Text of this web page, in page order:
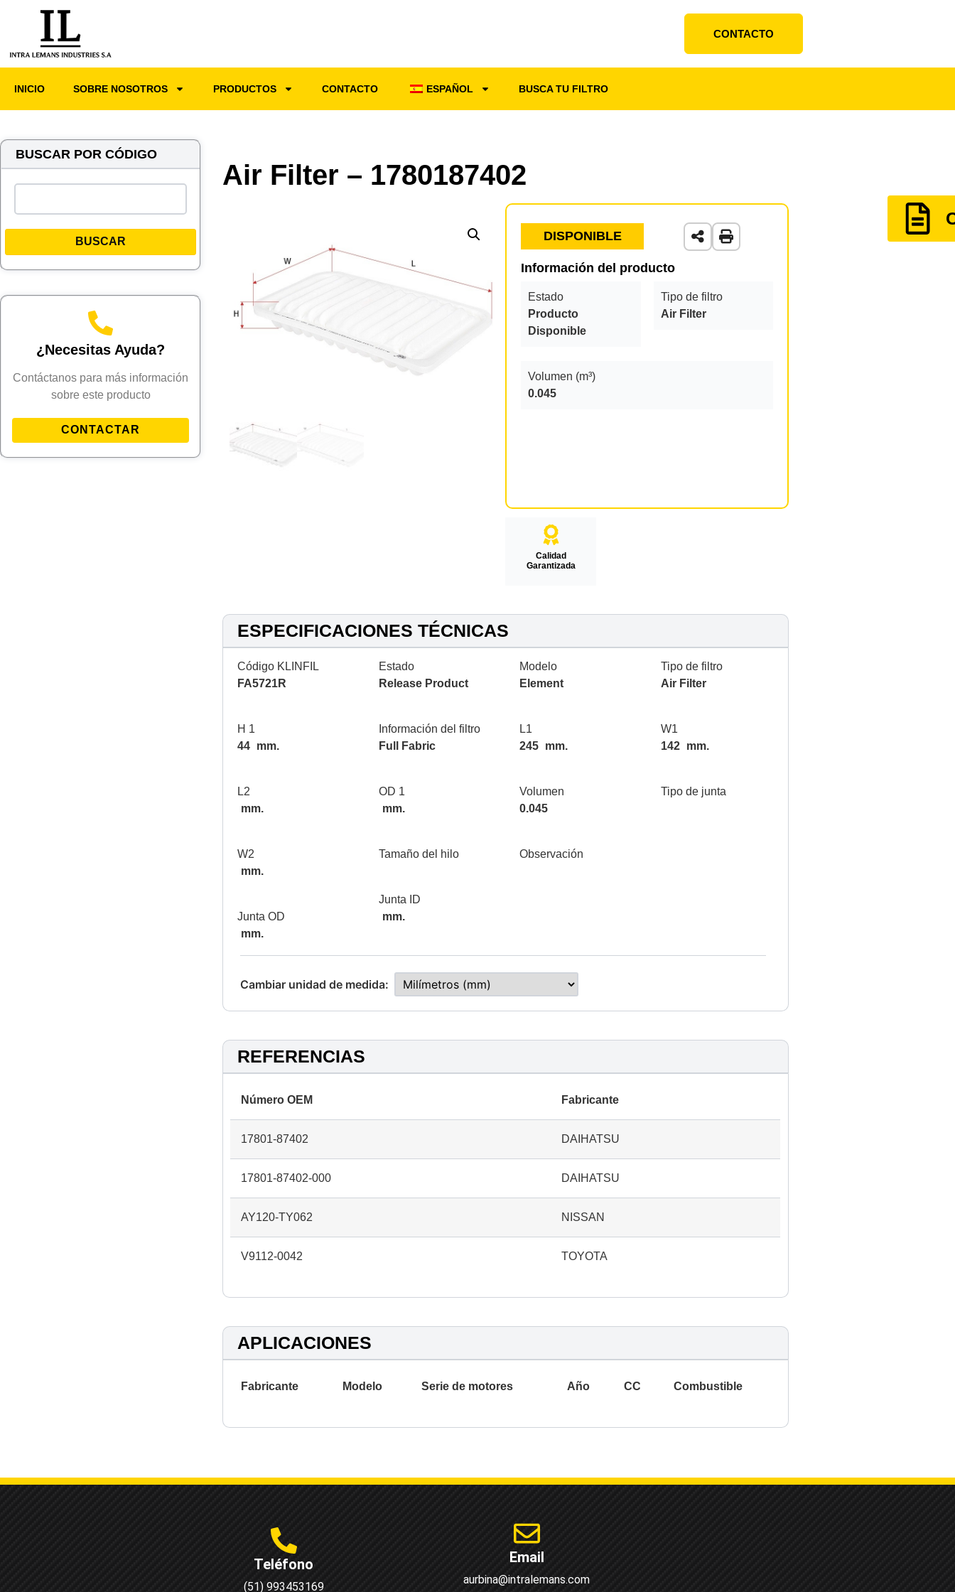
CONTACTO
INICIO SOBRE NOSOTROS PRODUCTOS CONTACTO ESPAÑOL BUSCA TU FILTRO
BUSCAR POR CÓDIGO
BUSCAR
¿Necesitas Ayuda?
Contáctanos para más información
sobre este producto
CONTACTAR
Air Filter – 1780187402
DISPONIBLE
Información del producto
Estado
Producto
Disponible
Tipo de filtro
Air Filter
Volumen (m³)
0.045
Calidad
Garantizada
ESPECIFICACIONES TÉCNICAS
Código KLINFIL
FA5721R
H 1
44 mm.
L2
mm.
W2
mm.
Junta OD
mm.
Estado
Release Product
Información del filtro
Full Fabric
OD 1
mm.
Tamaño del hilo
Junta ID
mm.
Modelo
Element
L1
245 mm.
Volumen
0.045
Observación
Tipo de filtro
Air Filter
W1
142 mm.
Tipo de junta
Cambiar unidad de medida:
REFERENCIAS
Número OEM Fabricante
17801-87402 DAIHATSU
17801-87402-000 DAIHATSU
AY120-TY062 NISSAN
V9112-0042 TOYOTA
APLICACIONES
Fabricante Modelo Serie de motores Año CC Combustible
Teléfono
(51) 993453169
Email
aurbina@intralemans.com